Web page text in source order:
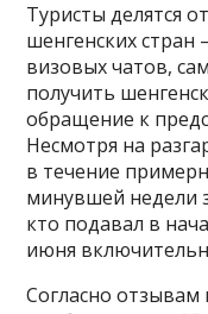
Туристы делятся
шенгенских стран
визовых чатов,
получить
обращение к
Несмотря на
в течение
минувшей недели
кто подавал в
июня
Согласно